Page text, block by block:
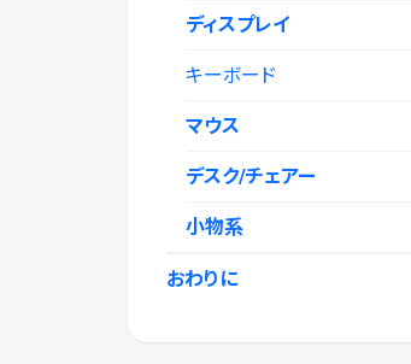
ディスプレイ
キーボード
マウス
デスク/チェアー
小物系
おわりに